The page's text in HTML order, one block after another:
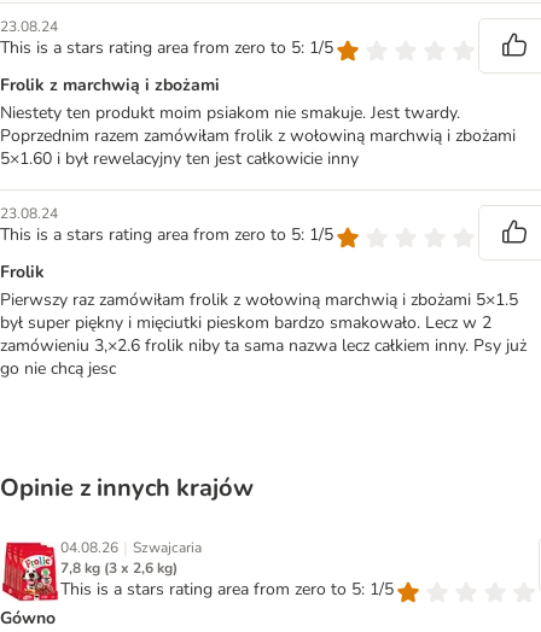
23.08.24
This is a stars rating area from zero to 5: 1/5
Frolik z marchwią i zbożami
Niestety ten produkt moim psiakom nie smakuje. Jest twardy.
Poprzednim razem zamówiłam frolik z wołowiną marchwią i zbożami
5×1.60 i był rewelacyjny ten jest całkowicie inny
23.08.24
This is a stars rating area from zero to 5: 1/5
Frolik
Pierwszy raz zamówiłam frolik z wołowiną marchwią i zbożami 5×1.5
był super piękny i mięciutki pieskom bardzo smakowało. Lecz w 2
zamówieniu 3,×2.6 frolik niby ta sama nazwa lecz całkiem inny. Psy już
go nie chcą jesc
Opinie z innych krajów
04.08.26 | Szwajcaria
7,8 kg (3 x 2,6 kg)
This is a stars rating area from zero to 5: 1/5
Gówno